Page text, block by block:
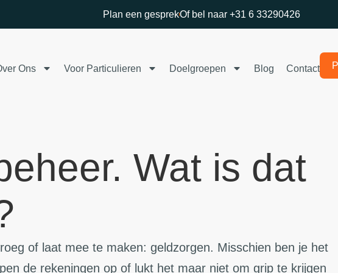
Plan een gesprekOf bel naar +31 6 33290426
Ons Voor Particulieren Doelgroepen Blog Contact
Wat is dat
of laat mee te maken: geldzorgen. Misschien ben je het
de rekeningen op of lukt het maar niet om grip te krijgen